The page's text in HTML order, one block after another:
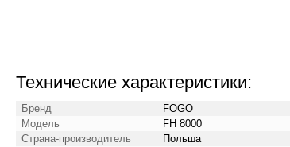
Технические характеристики:
Бренд
FOGO
Модель
FH 8000
Страна-производитель
Польша